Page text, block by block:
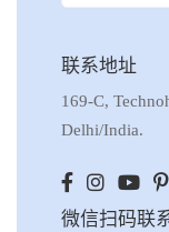
联系地址
169-C,
Delhi/India.
微信扫码联